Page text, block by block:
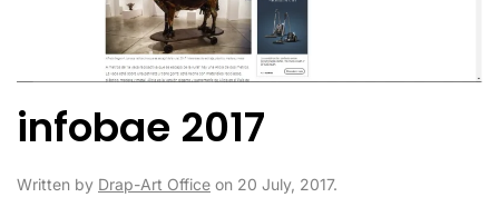
infobae 2017
Written by Drap-Art Office on 20 July, 2017.